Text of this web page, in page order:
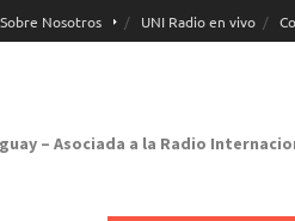
Sobre Nosotros UNI Radio en vivo
– Asociada a la Radio